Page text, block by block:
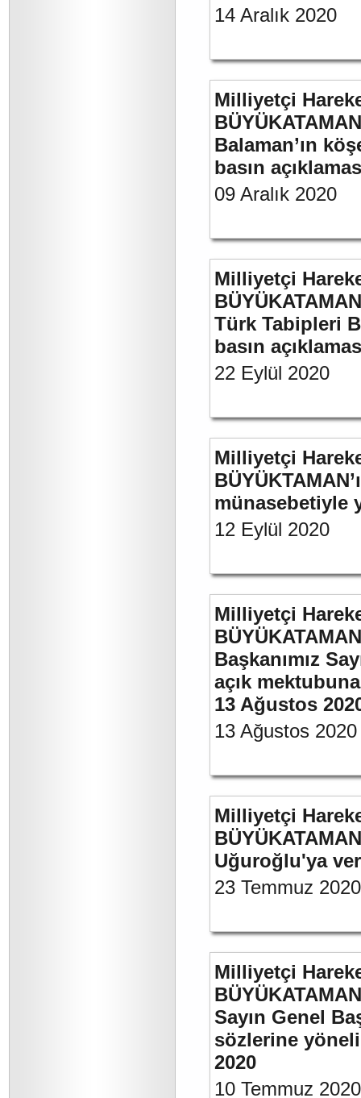
14 Aralık 2020
Milliyetçi
Balaman’ın
basın
09 Aralık 2020
Milliyetçi
Türk Tabipleri
basın
22 Eylül 2020
Milliyetçi
münasebetiyle
12 Eylül 2020
Milliyetçi
Başkanımız
açık
13 Ağustos
13 Ağustos 2020
Milliyetçi
Uğuroğlu'ya
23 Temmuz 2020
Milliyetçi
Sayın Genel
sözlerine
2020
10 Temmuz 2020